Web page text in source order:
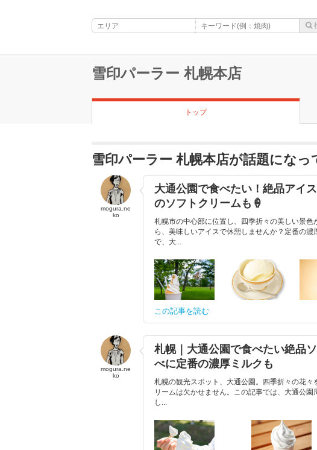
雪印パーラー 札幌本店
トップ
雪印パーラー 札幌本店が話題になっ
mogura.ne
ko
大通公園で食べたい！絶品アイ
のソフトクリームも🍦
札幌市の中心部に位置し、四季折々の美しい景
ら、美味しいアイスで休憩しませんか？定番の
で、大...
この記事を読む
mogura.ne
ko
札幌｜大通公園で食べたい絶品
べに定番の濃厚ミルクも
札幌の観光スポット、大通公園。四季折々の花
リームは欠かせません。この記事では、大通公
し...